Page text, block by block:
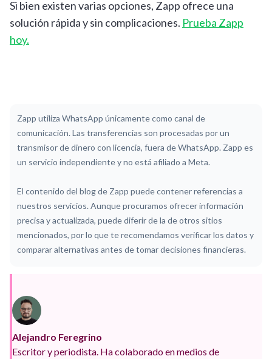
Si bien existen varias opciones, Zapp ofrece una
solución rápida y sin complicaciones. Prueba Zapp
hoy.
Zapp utiliza WhatsApp únicamente como canal de
comunicación. Las transferencias son procesadas por un
transmisor de dinero con licencia, fuera de WhatsApp. Zapp es
un servicio independiente y no está afiliado a Meta.
El contenido del blog de Zapp puede contener referencias a
nuestros servicios. Aunque procuramos ofrecer información
precisa y actualizada, puede diferir de la de otros sitios
mencionados, por lo que te recomendamos verificar los datos y
comparar alternativas antes de tomar decisiones financieras.
Alejandro Feregrino
Escritor y periodista. Ha colaborado en medios de